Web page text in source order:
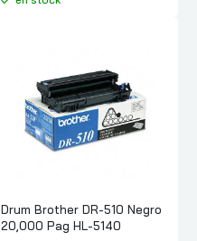
Drum Brother DR-510 Negro
20,000 Pag HL-5140